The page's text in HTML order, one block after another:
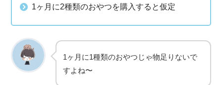
1ヶ月に2種類のおやつを購入すると仮定
1ヶ月に1種類のおやつじゃ物足りないで
すよね〜